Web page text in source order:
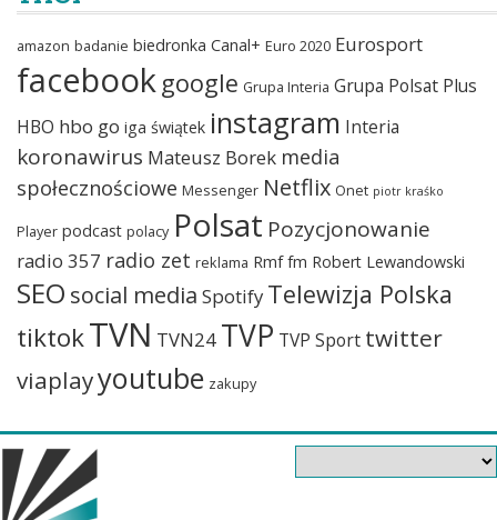
amazon badanie biedronka Canal+ Euro 2020 Eurosport
facebook google Grupa Interia Grupa Polsat Plus
HBO hbo go iga świątek instagram Interia
koronawirus Mateusz Borek media
społecznościowe Messenger Netflix Onet piotr kraśko
Player podcast polacy Polsat Pozycjonowanie
radio 357 radio zet reklama Rmf fm Robert Lewandowski
SEO social media Spotify Telewizja Polska
tiktokTVN TVN24 TVP TVP Sport twitter
viaplayyoutube zakupy